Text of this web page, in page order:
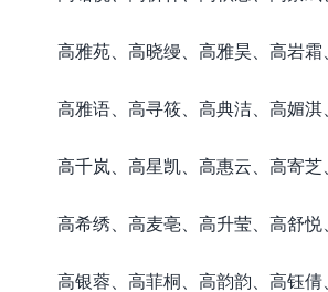
高雅苑、高晓缦、高雅昊、高岩霜
高雅语、高寻筱、高典洁、高媚淇
高千岚、高星凯、高惠云、高寄芝
高希绣、高麦亳、高升莹、高舒悦
高银蓉、高菲桐、高韵韵、高钰倩